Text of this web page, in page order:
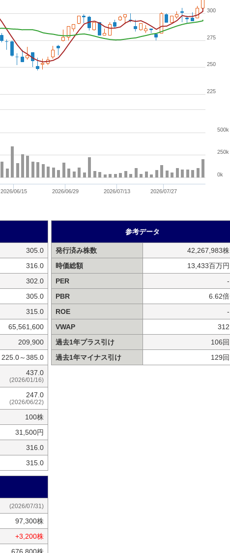
2026/06/15 2026/06/29 2026/07/13 2026/07/27
225
250
275
300
0k
250k
500k
305.0
316.0
302.0
305.0
315.0
65,561,600
209,900
225.0～385.0
437.0
(2026/01/16)
247.0
(2026/06/22)
100株
31,500円
316.0
315.0
(2026/07/31)
97,300株
+3,200株
676,800株
参考データ
発行済み株数
42,267,983株
時価総額
13,433百万円
PER
-
PBR
6.62倍
ROE
-
VWAP
312
過去1年プラス引け
106回
過去1年マイナス引け
129回